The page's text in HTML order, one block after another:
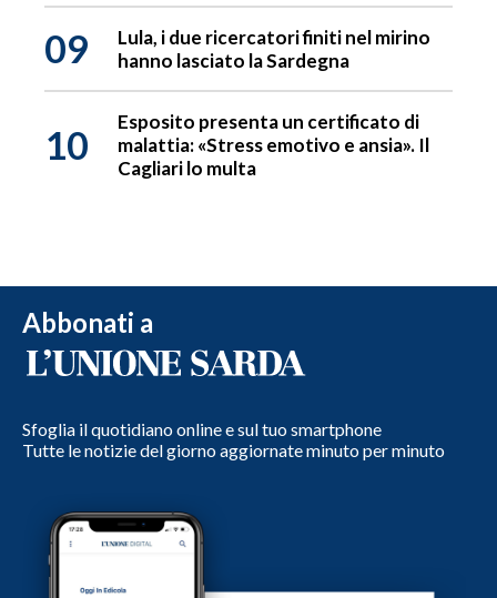
09
Lula, i due ricercatori finiti nel mirino
hanno lasciato la Sardegna
10
Esposito presenta un certificato di
malattia: «Stress emotivo e ansia». Il
Cagliari lo multa
Abbonati a
Sfoglia il quotidiano online e sul tuo smartphone
Tutte le notizie del giorno aggiornate minuto per minuto